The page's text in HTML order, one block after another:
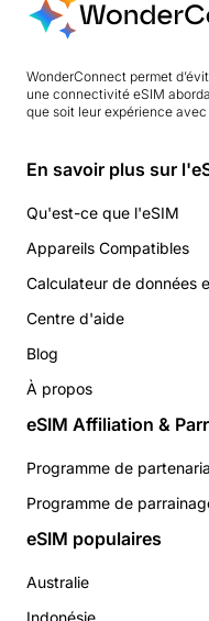
WonderConnect permet
une connectivité eSIM
que soit leur expérience
En savoir plus sur
Qu'est-ce que l'eSIM
Appareils Compatibles
Calculateur de données
Centre d'aide
Blog
À propos
eSIM Affiliation &
Programme de
Programme de
eSIM populaires
Australie